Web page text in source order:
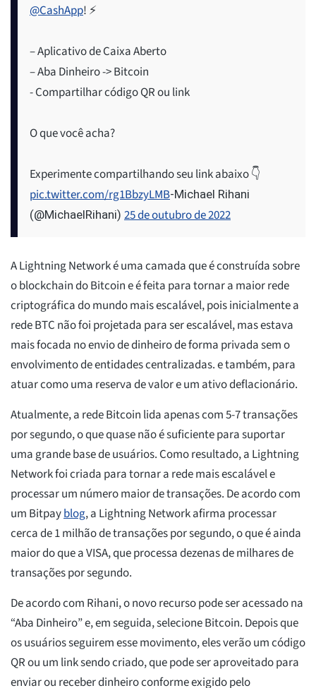
@CashApp! ⚡
– Aplicativo de Caixa Aberto
– Aba Dinheiro -> Bitcoin
- Compartilhar código QR ou link
O que você acha?
Experimente compartilhando seu link abaixo 👇
pic.twitter.com/rg1BbzyLMB-Michael Rihani
(@MichaelRihani) 25 de outubro de 2022
A Lightning Network é uma camada que é construída sobre
o blockchain do Bitcoin e é feita para tornar a maior rede
criptográfica do mundo mais escalável, pois inicialmente a
rede BTC não foi projetada para ser escalável, mas estava
mais focada no envio de dinheiro de forma privada sem o
envolvimento de entidades centralizadas. e também, para
atuar como uma reserva de valor e um ativo deflacionário.
Atualmente, a rede Bitcoin lida apenas com 5-7 transações
por segundo, o que quase não é suficiente para suportar
uma grande base de usuários. Como resultado, a Lightning
Network foi criada para tornar a rede mais escalável e
processar um número maior de transações. De acordo com
um Bitpayblog, a Lightning Network afirma processar
cerca de 1 milhão de transações por segundo, o que é ainda
maior do que a VISA, que processa dezenas de milhares de
transações por segundo.
De acordo com Rihani, o novo recurso pode ser acessado na
“Aba Dinheiro” e, em seguida, selecione Bitcoin. Depois que
os usuários seguirem esse movimento, eles verão um código
QR ou um link sendo criado, que pode ser aproveitado para
enviar ou receber dinheiro conforme exigido pelo